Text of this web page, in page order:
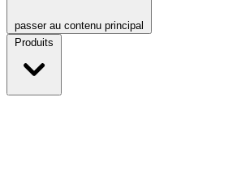
passer au contenu principal
Produits